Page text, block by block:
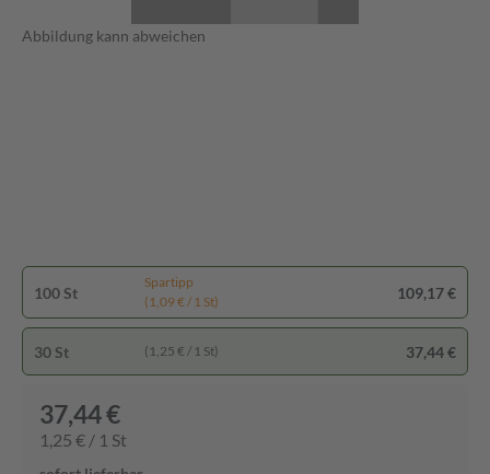
Abbildung kann abweichen
100 St
Spartipp
(1,09 € / 1 St)
109,17 €
30 St (1,25 € / 1 St) 37,44 €
37,44 €
1,25 € / 1 St